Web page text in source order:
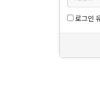
로그인